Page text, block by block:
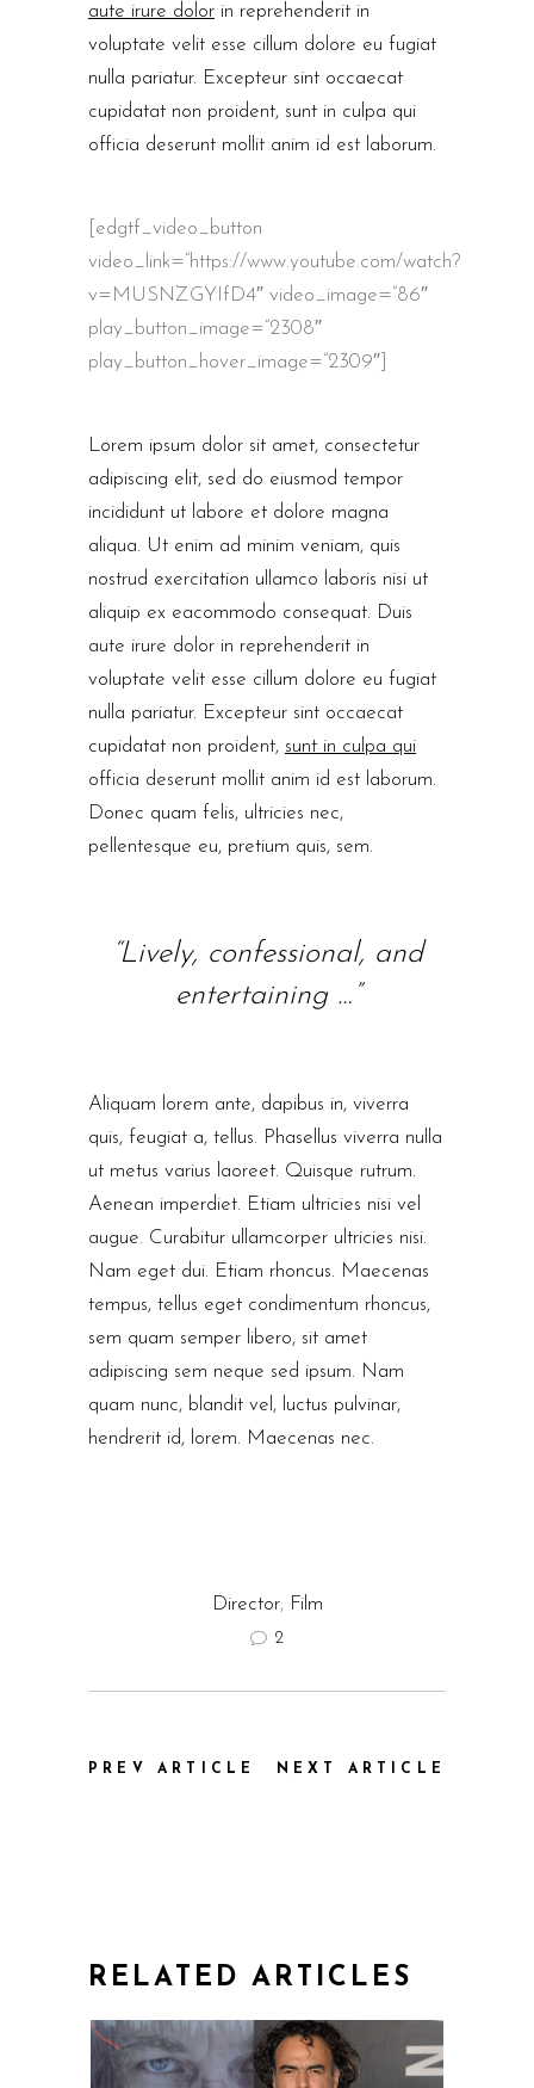
aute irure dolor in reprehenderit in
voluptate velit esse cillum dolore eu fugiat
nulla pariatur. Excepteur sint occaecat
cupidatat non proident, sunt in culpa qui
officia deserunt mollit anim id est laborum.
[edgtf_video_button
video_link=”https://www.youtube.com/watch?
v=MUSNZGYIfD4″ video_image=”86″
play_button_image=”2308″
play_button_hover_image=”2309″]
Lorem ipsum dolor sit amet, consectetur
adipiscing elit, sed do eiusmod tempor
incididunt ut labore et dolore magna
aliqua. Ut enim ad minim veniam, quis
nostrud exercitation ullamco laboris nisi ut
aliquip ex eacommodo consequat. Duis
aute irure dolor in reprehenderit in
voluptate velit esse cillum dolore eu fugiat
nulla pariatur. Excepteur sint occaecat
cupidatat non proident, sunt in culpa qui
officia deserunt mollit anim id est laborum.
Donec quam felis, ultricies nec,
pellentesque eu, pretium quis, sem.
“Lively, confessional, and
entertaining …”
Aliquam lorem ante, dapibus in, viverra
quis, feugiat a, tellus. Phasellus viverra nulla
ut metus varius laoreet. Quisque rutrum.
Aenean imperdiet. Etiam ultricies nisi vel
augue. Curabitur ullamcorper ultricies nisi.
Nam eget dui. Etiam rhoncus. Maecenas
tempus, tellus eget condimentum rhoncus,
sem quam semper libero, sit amet
adipiscing sem neque sed ipsum. Nam
quam nunc, blandit vel, luctus pulvinar,
hendrerit id, lorem. Maecenas nec.
Director, Film
2
PREV ARTICLE NEXT ARTICLE
RELATED ARTICLES